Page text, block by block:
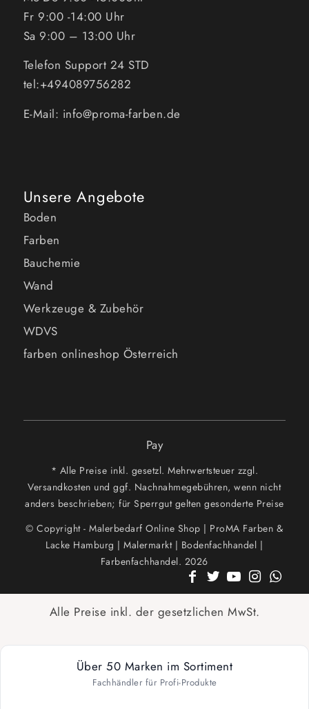
Fr 9:00 -14:00 Uhr
Sa 9:00 – 13:00 Uhr
Telefon Support 24 STD
tel:+494089756282
E-Mail: info@proma-farben.de
Unsere Angebote
Boden
Farben
Bauchemie
Wand
Werkzeuge & Zubehör
WDVS
farben onlineshop Österreich
Pay
* Alle Preise inkl. gesetzl. Mehrwertsteuer zzgl.
Versandkosten und ggf. Nachnahmegebühren, wenn nicht
anders beschrieben; für Sperrgut gelten gesonderte Preise
© Copyright - Malerbedarf Online Shop | ProMA Farben &
Lacke Hamburg | Malermarkt | Bodenfachhandel |
Farbenfachhandel. 2026
Alle Preise inkl. der gesetzlichen MwSt.
Über 50 Marken im Sortiment
Fachhändler für Profi-Produkte